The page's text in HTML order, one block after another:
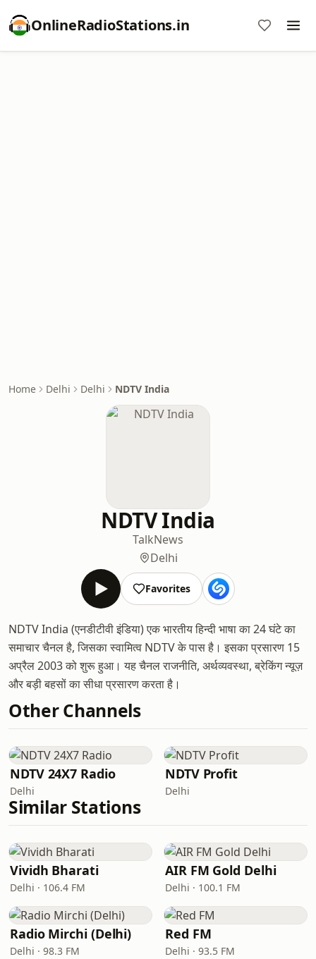
OnlineRadioStations.in
Home Delhi Delhi NDTV India
NDTV India
TalkNews
Delhi
Favorites
NDTV India (एनडीटीवी इंडिया) एक भारतीय हिन्दी भाषा का 24 घंटे का
समाचार चैनल है, जिसका स्वामित्व NDTV के पास है। इसका प्रसारण 15
अप्रैल 2003 को शुरू हुआ। यह चैनल राजनीति, अर्थव्यवस्था, ब्रेकिंग न्यूज़
और बड़ी बहसों का सीधा प्रसारण करता है।
Other Channels
NDTV 24X7 Radio
Delhi
NDTV Profit
Delhi
Similar Stations
Vividh Bharati
Delhi · 106.4 FM
AIR FM Gold Delhi
Delhi · 100.1 FM
Radio Mirchi (Delhi)
Delhi · 98.3 FM
Red FM
Delhi · 93.5 FM